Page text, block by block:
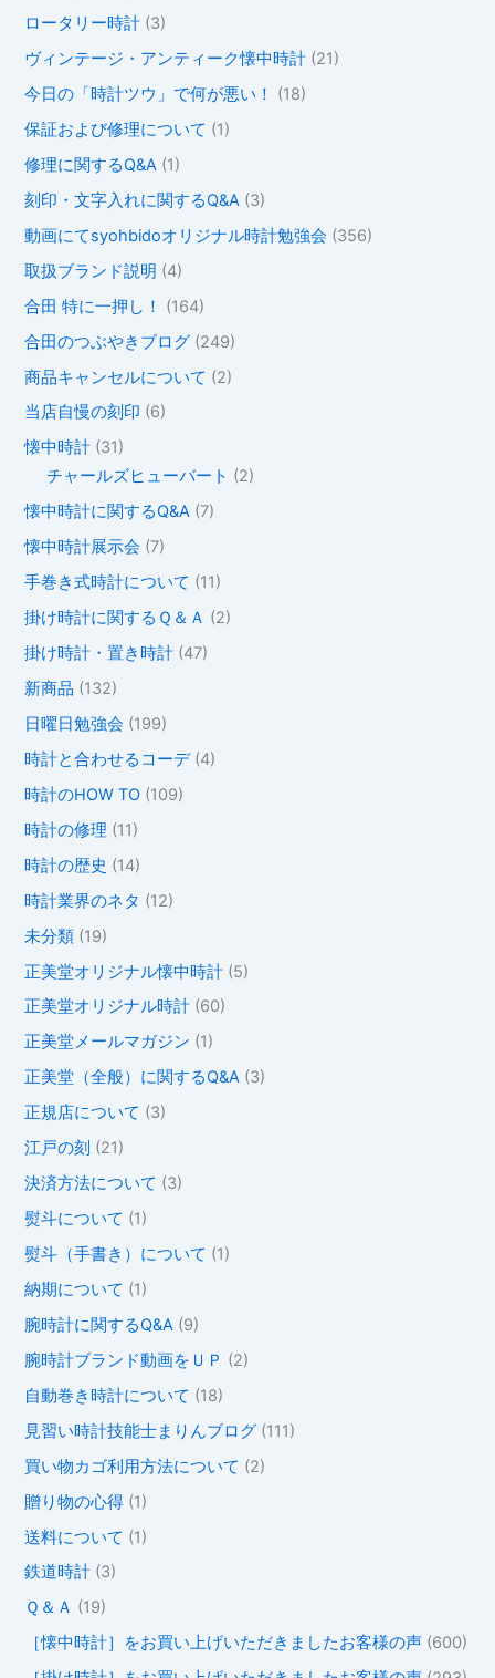
ロータリー時計 (3)
ヴィンテージ・アンティーク懐中時計 (21)
今日の「時計ツウ」で何が悪い！
(18)
保証および修理について (1)
修理に関するQ&A (1)
刻印・文字入れに関するQ&A (3)
動画にてsyohbidoオリジナル時計勉強会 (356)
取扱ブランド説明 (4)
合田 特に一押し！
(164)
合田のつぶやきブログ (249)
商品キャンセルについて (2)
当店自慢の刻印 (6)
懐中時計 (31)
チャールズヒューバート (2)
懐中時計に関するQ&A (7)
懐中時計展示会 (7)
手巻き式時計について (11)
掛け時計に関するＱ＆Ａ (2)
掛け時計・置き時計 (47)
新商品 (132)
日曜日勉強会 (199)
時計と合わせるコーデ(4)
時計のHOW TO (109)
時計の修理 (11)
時計の歴史 (14)
時計業界のネタ (12)
未分類 (19)
正美堂オリジナル懐中時計 (5)
正美堂オリジナル時計 (60)
正美堂メールマガジン (1)
正美堂（全般）に関するQ&A (3)
正規店について (3)
江戸の刻 (21)
決済方法について (3)
熨斗について (1)
熨斗（手書き）について (1)
納期について (1)
腕時計に関するQ&A (9)
腕時計ブランド動画をＵＰ (2)
自動巻き時計について (18)
見習い時計技能士まりんブログ (111)
買い物カゴ利用方法について (2)
贈り物の心得 (1)
送料について (1)
鉄道時計 (3)
Ｑ＆Ａ (19)
［懐中時計］をお買い上げいただきましたお客様の声 (600)